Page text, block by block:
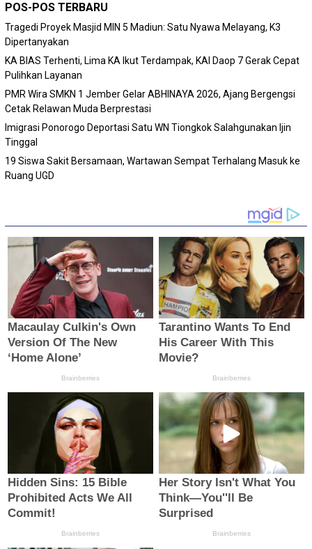
POS-POS TERBARU
Tragedi Proyek Masjid MIN 5 Madiun: Satu Nyawa Melayang, K3
Dipertanyakan
KA BIAS Terhenti, Lima KA Ikut Terdampak, KAI Daop 7 Gerak Cepat
Pulihkan Layanan
PMR Wira SMKN 1 Jember Gelar ABHINAYA 2026, Ajang Bergengsi
Cetak Relawan Muda Berprestasi
Imigrasi Ponorogo Deportasi Satu WN Tiongkok Salahgunakan Ijin
Tinggal
19 Siswa Sakit Bersamaan, Wartawan Sempat Terhalang Masuk ke
Ruang UGD